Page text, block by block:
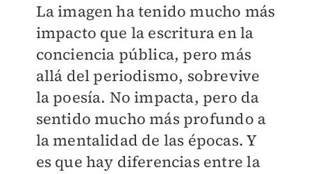
La imagen ha tenido mucho más
impacto que la escritura en la
conciencia pública, pero más
allá del periodismo, sobrevive
la poesía. No impacta, pero da
sentido mucho más profundo a
la mentalidad de las épocas. Y
es que hay diferencias entre la